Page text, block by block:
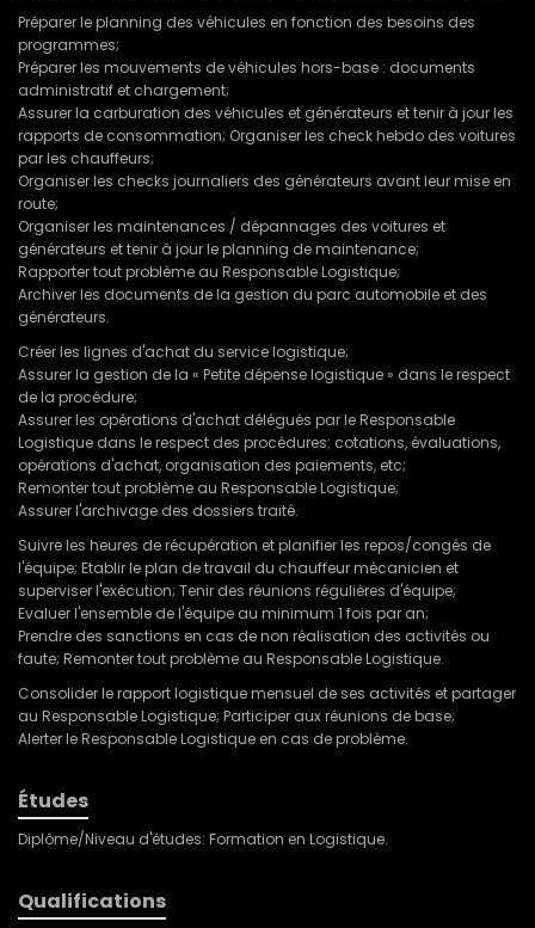
Préparer le planning des véhicules en fonction des besoins des
programmes;
Préparer les mouvements de véhicules hors-base : documents
administratif et chargement;
Assurer la carburation des véhicules et générateurs et tenir à jour les
rapports de consommation; Organiser les check hebdo des voitures
par les chauffeurs;
Organiser les checks journaliers des générateurs avant leur mise en
route;
Organiser les maintenances / dépannages des voitures et
générateurs et tenir à jour le planning de maintenance;
Rapporter tout problème au Responsable Logistique;
Archiver les documents de la gestion du parc automobile et des
générateurs.
Créer les lignes d'achat du service logistique;
Assurer la gestion de la « Petite dépense logistique » dans le respect
de la procédure;
Assurer les opérations d'achat délégués par le Responsable
Logistique dans le respect des procédures: cotations, évaluations,
opérations d'achat, organisation des paiements, etc;
Remonter tout problème au Responsable Logistique;
Assurer l'archivage des dossiers traité.
Suivre les heures de récupération et planifier les repos/congés de
l'équipe; Etablir le plan de travail du chauffeur mécanicien et
superviser l'exécution; Tenir des réunions régulières d'équipe;
Evaluer l'ensemble de l'équipe au minimum 1 fois par an;
Prendre des sanctions en cas de non réalisation des activités ou
faute; Remonter tout problème au Responsable Logistique.
Consolider le rapport logistique mensuel de ses activités et partager
au Responsable Logistique; Participer aux réunions de base;
Alerter le Responsable Logistique en cas de problème.
Études
Diplôme/Niveau d'études: Formation en Logistique.
Qualifications